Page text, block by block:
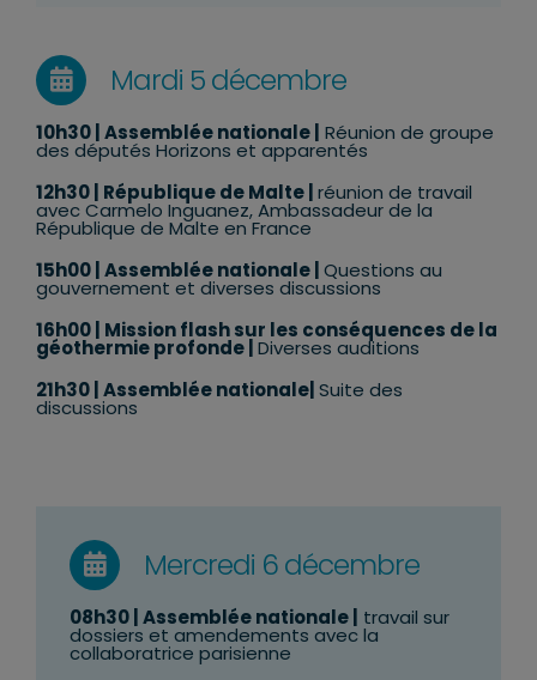
Mardi 5 décembre
10h30 | Assemblée nationale | Réunion de groupe
des députés Horizons et apparentés
12h30 République de Malte réunion de travail
avecCarmelo Inguanez, Ambassadeur de la
République de Malte en France
15h00 | Assemblée nationale | Questions au
gouvernement et diverses discussions
16h00 | Mission flash sur les conséquences de la
géothermie profonde| Diverses auditions
21h30 | Assemblée nationale| Suite des
discussions
Mercredi 6 décembre
08h30 | Assemblée nationale | travail sur
dossiers et amendements avec la
collaboratrice parisienne